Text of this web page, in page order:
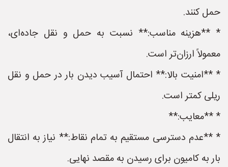
حمل کنند.
* **هزینه مناسب:** نسبت به حمل و نقل جاده‌ای،
معمولاً ارزان‌تر است.
* **امنیت بالا:** احتمال آسیب دیدن بار در حمل و نقل
ریلی کمتر است.
* **معایب:**
* **عدم دسترسی مستقیم به تمام نقاط:** نیاز به انتقال
بار به کامیون برای رسیدن به مقصد نهایی.